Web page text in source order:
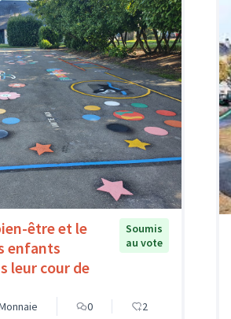
être et le
enfants
leur cour de
Soumis
au vote
0 2